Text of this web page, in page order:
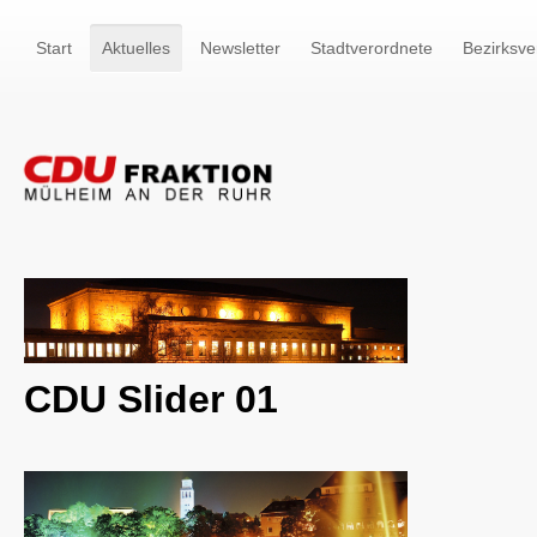
Start Aktuelles Newsletter Stadtverordnete
CDU Slider 01